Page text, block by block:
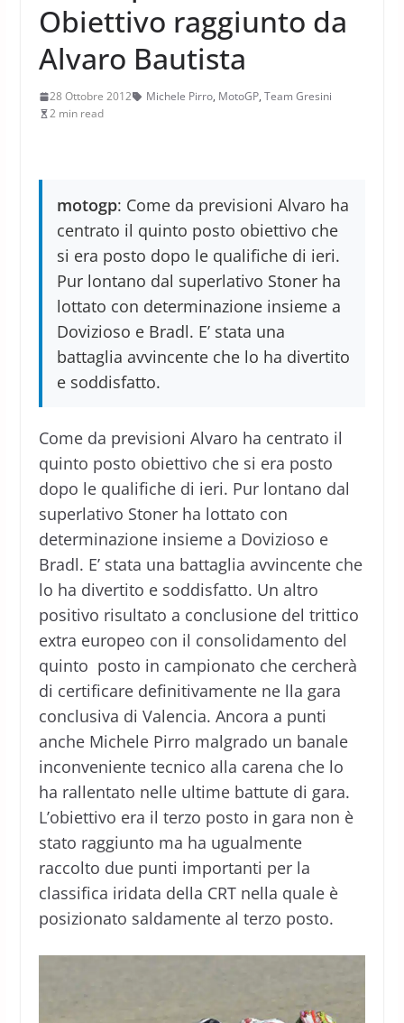
Obiettivo raggiunto da
Alvaro Bautista
28 Ottobre 2012 Michele Pirro, MotoGP, Team Gresini
2 min read
motogp: Come da previsioni Alvaro ha
centrato il quinto posto obiettivo che
si era posto dopo le qualifiche di ieri.
Pur lontano dal superlativo Stoner ha
lottato con determinazione insieme a
Dovizioso e Bradl. E’ stata una
battaglia avvincente che lo ha divertito
e soddisfatto.
Come da previsioni Alvaro ha centrato il
quinto posto obiettivo che si era posto
dopo le qualifiche di ieri. Pur lontano dal
superlativo Stoner ha lottato con
determinazione insieme a Dovizioso e
Bradl. E’ stata una battaglia avvincente che
lo ha divertito e soddisfatto. Un altro
positivo risultato a conclusione del trittico
extra europeo con il consolidamento del
quinto posto in campionato che cercherà
di certificare definitivamente ne lla gara
conclusiva di Valencia. Ancora a punti
anche Michele Pirro malgrado un banale
inconveniente tecnico alla carena che lo
ha rallentato nelle ultime battute di gara.
L’obiettivo era il terzo posto in gara non è
stato raggiunto ma ha ugualmente
raccolto due punti importanti per la
classifica iridata della CRT nella quale è
posizionato saldamente al terzo posto.